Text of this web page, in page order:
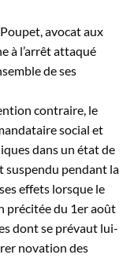
avocat aux
à l’arrêt attaqué
de ses
contraire, le
social et
dans un état de
suspendu pendant la
effets lorsque le
précitée du 1er août
dont se prévaut lui-
novation des